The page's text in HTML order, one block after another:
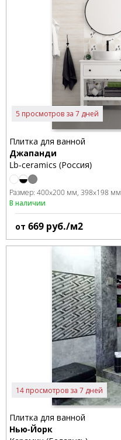
5 просмотров за 7 дней
Плитка для ванной
Джапанди
Lb-ceramics (Россия)
Размер: 400x200 мм 398x198 мм
В наличии
от 669 руб./м2
14 просмотров за 7 дней
Плитка для ванной
Нью-Йорк